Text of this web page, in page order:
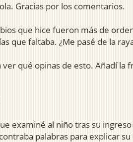
Gracias por los comentarios.
que hice fueron más de
que faltaba. ¿Me pasé de la
ver qué opinas de esto. Añadí la
examiné al niño tras su
palabras para explicar